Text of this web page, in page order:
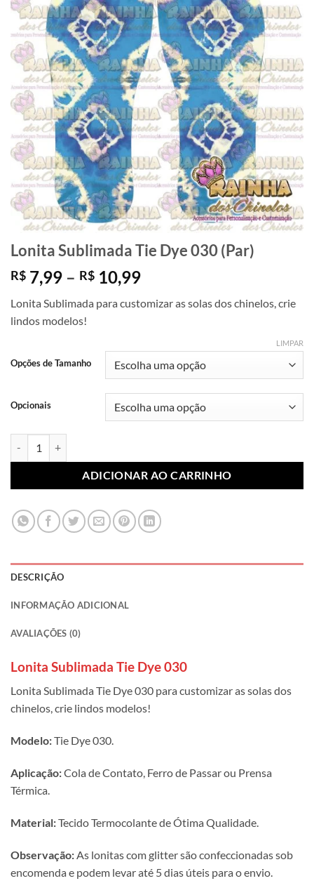
Lonita Sublimada Tie Dye 030 (Par)
R$ 7,99 – R$ 10,99Faixa
preço:
R$ 10,99
Lonita Sublimada para customizar as solas dos chinelos, crie
lindos modelos!
Opções de Tamanho
Opcionais
LIMPAR
ADICIONAR AO CARRINHO
DESCRIÇÃO
INFORMAÇÃO ADICIONAL
AVALIAÇÕES (0)
Lonita Sublimada Tie Dye 030
Lonita Sublimada Tie Dye 030 para customizar as solas dos
chinelos, crie lindos modelos!
Modelo:Tie Dye 030.
Aplicação:Cola de Contato, Ferro de Passar ou Prensa
Térmica.
Material:Tecido Termocolante de Ótima Qualidade.
Observação: As lonitas com glitter são confeccionadas sob
encomenda e podem levar até 5 dias úteis para o envio.